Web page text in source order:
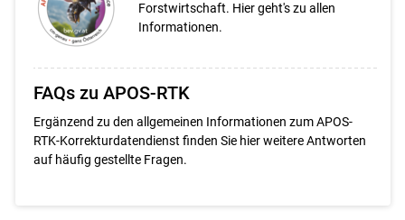
Forstwirtschaft. Hier geht's zu allen
Informationen.
FAQs zu APOS-RTK
Ergänzend zu den allgemeinen Informationen zum APOS-
RTK-Korrekturdatendienst finden Sie hier weitere Antworten
auf häufig gestellte Fragen.